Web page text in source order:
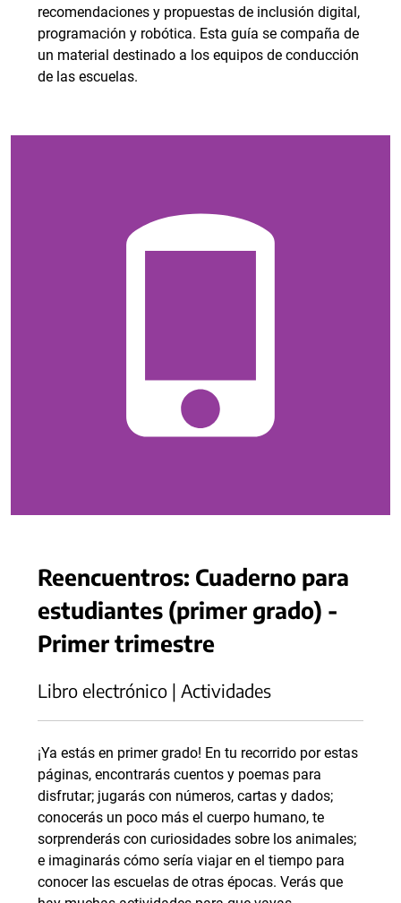
recomendaciones y propuestas de inclusión digital,
programación y robótica. Esta guía se compaña de
un material destinado a los equipos de conducción
de las escuelas.
Reencuentros: Cuaderno para
estudiantes (primer grado) -
Primer trimestre
Libro electrónico | Actividades
¡Ya estás en primer grado! En tu recorrido por estas
páginas, encontrarás cuentos y poemas para
disfrutar; jugarás con números, cartas y dados;
conocerás un poco más el cuerpo humano, te
sorprenderás con curiosidades sobre los animales;
e imaginarás cómo sería viajar en el tiempo para
conocer las escuelas de otras épocas. Verás que